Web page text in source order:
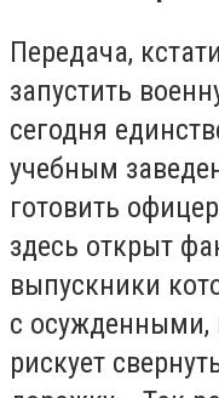
Передача,
запустить
сегодня
учебным
готовить
здесь открыт
выпускники
с осужденными,
рискует